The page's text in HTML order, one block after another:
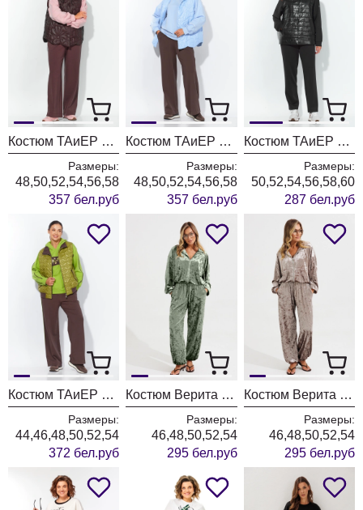
Костюм ТАиЕР 1452 пудра + шоколад
Размеры:
48,50,52,54,56,58
357 бел.руб
Костюм ТАиЕР 1452 голубой
Размеры:
48,50,52,54,56,58
357 бел.руб
Костюм ТАиЕР 1306 черный
Размеры:
50,52,54,56,58,60
287 бел.руб
Костюм ТАиЕР 1451 фисташка + шоколад
Размеры:
44,46,48,50,52,54
372 бел.руб
Костюм Верита 2478 олива
Размеры:
46,48,50,52,54
295 бел.руб
Костюм Верита 2478 капучино
Размеры:
46,48,50,52,54
295 бел.руб